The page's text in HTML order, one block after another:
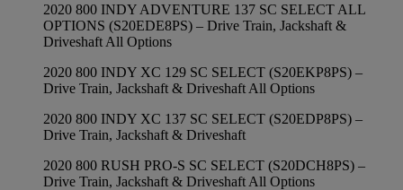
2020 800 INDY ADVENTURE 137 SC SELECT ALL
OPTIONS (S20EDE8PS) – Drive Train, Jackshaft &
Driveshaft All Options
2020 800 INDY XC 129 SC SELECT (S20EKP8PS) –
Drive Train, Jackshaft & Driveshaft All Options
2020 800 INDY XC 137 SC SELECT (S20EDP8PS) –
Drive Train, Jackshaft & Driveshaft
2020 800 RUSH PRO-S SC SELECT (S20DCH8PS) –
Drive Train, Jackshaft & Driveshaft All Options